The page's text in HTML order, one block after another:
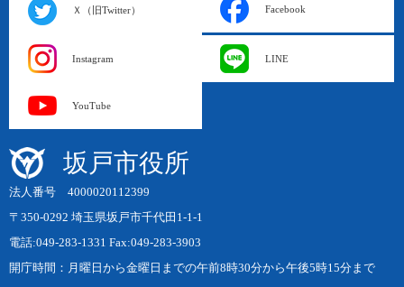
Ｘ（旧Twitter） Facebook
Instagram LINE
YouTube
坂戸市役所
法人番号 4000020112399
〒350-0292 埼玉県坂戸市千代田1-1-1
電話:049-283-1331 Fax:049-283-3903
開庁時間：月曜日から金曜日までの午前8時30分から午後5時15分まで